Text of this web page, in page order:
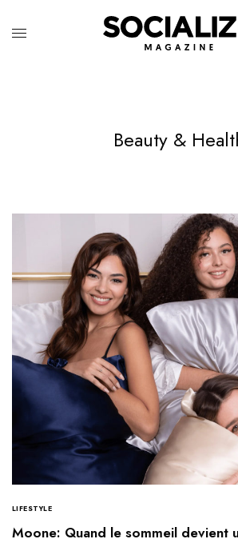
Beauty &
LIFESTYLE
Moone: Quand le sommeil devient